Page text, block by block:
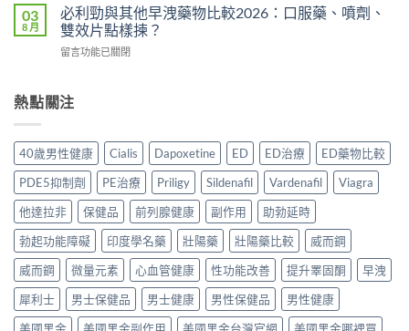
2026
香
港
實
測
價〉
中
常
見
作
全
方
法
與
正
貨
購
買
指
南〉
中
正
貨？
2026
年
渠
價
錢
完
整
指
南〉
中
久
液
哪
裡
安
年
香
港
延
時
噴
霧
購
指
南〉
中
03
8 月
必利勁與其他早洩藥物比較2026：口服藥、噴劑、
雙效片點樣揀？
在
勁
與
他
早
洩
藥
物
比
較
2026：
服
藥、
噴
留言功能已關閉
熱點關注
40歲男性健康 Cialis Dapoxetine ED ED治療
ED藥物比較
PDE5抑制劑
PE治療 Priligy Sildenafil Vardenafil
Viagra
他達拉非
保健品 前列腺健康 副作用
助勃延時
勃起功能障礙
印度學名藥 壯陽藥 壯陽藥比較
威而鋼
威而鋼
微量元素 心血管健康 性功能改善 提升睪固酮
早洩
犀利士
男士保健品 男士健康 男性保健品
男性健康
美國黑金
美國黑金副作用 美國黑金台灣官網 美國黑金哪裡買